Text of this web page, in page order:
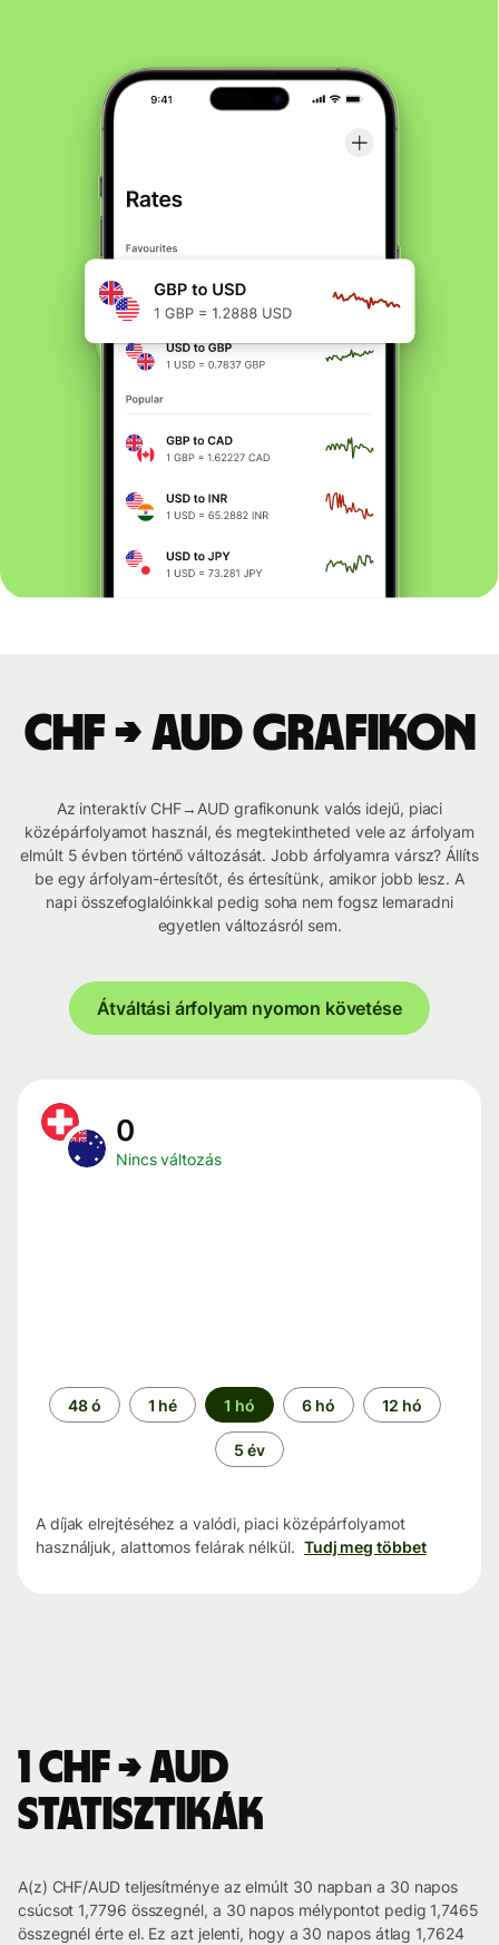
CHF → AUD grafikon
Az interaktív CHF→AUD grafikonunk valós idejű, piaci
középárfolyamot használ, és megtekintheted vele az árfolyam
elmúlt 5 évben történő változását. Jobb árfolyamra vársz? Állíts
be egy árfolyam-értesítőt, és értesítünk, amikor jobb lesz. A
napi összefoglalóinkkal pedig soha nem fogsz lemaradni
egyetlen változásról sem.
Átváltási árfolyam nyomon követése
0
Nincs változás
Időszak
48 ó 1 hé 1 hó 6 hó 12 hó
5 év
A díjak elrejtéséhez a valódi, piaci középárfolyamot
használjuk, alattomos felárak nélkül. Tudj meg többet
1 CHF → AUD
statisztikák
A(z) CHF/AUD teljesítménye az elmúlt 30 napban a 30 napos
csúcsot 1,7796 összegnél, a 30 napos mélypontot pedig 1,7465
összegnél érte el. Ez azt jelenti, hogy a 30 napos átlag 1,7624